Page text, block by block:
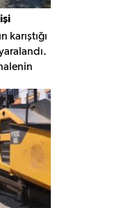
karıştığı